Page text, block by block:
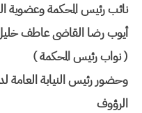
نائب رئيس المحكمة وعضوية
أيوب رضا القاضى عاطف
( نواب رئيس المحكمة )
وحضور رئيس النيابة
الرؤوف